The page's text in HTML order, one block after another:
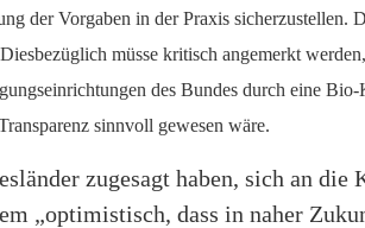
der Vorgaben in der Praxis sicherzustellen.
müsse kritisch angemerkt
des Bundes durch eine
sinnvoll gewesen wäre.
zugesagt haben, sich an
„optimistisch, dass in naher